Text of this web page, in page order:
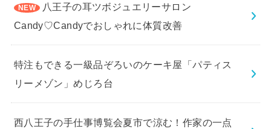
八王子の耳ツボジュエリーサロン
Candy♡Candyでおしゃれに体質改善
特注もできる一級品ぞろいのケーキ屋「パティス
リーメゾン」めじろ台
西八王子の手仕事博覧会夏市で涼む！作家の一点